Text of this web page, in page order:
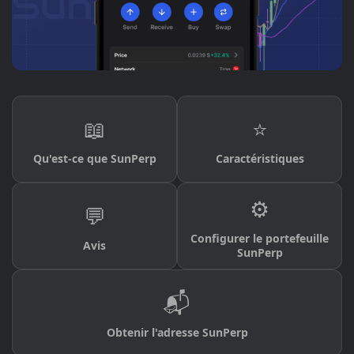
📖
Qu'est-ce que SunPerp
⭐
Caractéristiques
💬
Avis
⚙️
Configurer le portefeuille
SunPerp
📬
Obtenir l'adresse SunPerp